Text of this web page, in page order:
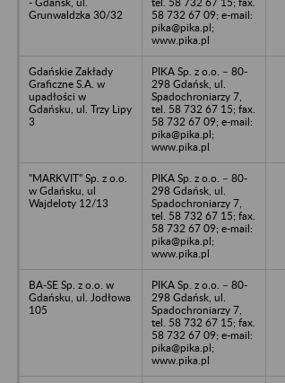
Grunwaldzka 30/32
58 732 67 09; e-mail:
pika@pika.pl;
www.pika.pl
Gdańskie Zakłady
Graficzne S.A. w
upadłości w
Gdańsku, ul. Trzy Lipy
3
PIKA Sp. z o.o. – 80-
298 Gdańsk, ul.
Spadochroniarzy 7,
tel. 58 732 67 15; fax.
58 732 67 09; e-mail:
pika@pika.pl;
www.pika.pl
"MARKVIT" Sp. z o.o.
w Gdańsku, ul
Wajdeloty 12/13
PIKA Sp. z o.o. – 80-
298 Gdańsk, ul.
Spadochroniarzy 7,
tel. 58 732 67 15; fax.
58 732 67 09; e-mail:
pika@pika.pl;
www.pika.pl
BA-SE Sp. z o.o. w
Gdańsku, ul. Jodłowa
105
PIKA Sp. z o.o. – 80-
298 Gdańsk, ul.
Spadochroniarzy 7,
tel. 58 732 67 15; fax.
58 732 67 09; e-mail:
pika@pika.pl;
www.pika.pl